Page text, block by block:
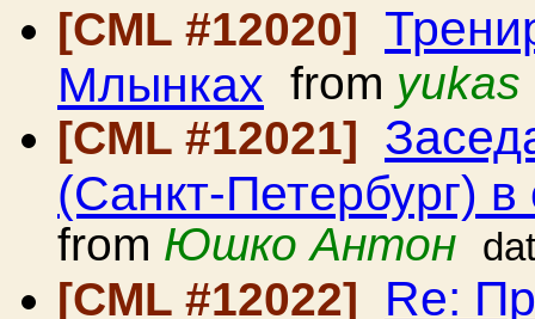
[CML #12020]
Млынках from yukas
[CML #12021]
(Санкт-Петербург)
from Юшко Антон
[CML #12022] Re: